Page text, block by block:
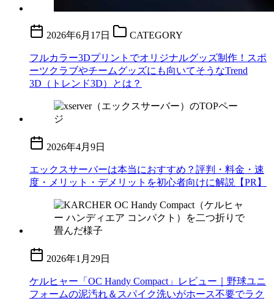
2026年6月17日 CATEGORY
フルカラー3Dプリントでオリジナルグッズ制作！スポ
ーツクラブやチームグッズにも向いてそうなTrend
3D（トレンド3D）とは？
2026年4月9日
エックスサーバーは本当におすすめ？評判・料金・速
度・メリット・デメリットを初心者向けに解説【PR】
2026年1月29日
ケルヒャー「OC Handy Compact」レビュー｜野球ユニ
フォームの泥汚れ＆スパイク洗いがホース不要でラク